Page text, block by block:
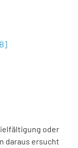
]
oder
daraus ersucht